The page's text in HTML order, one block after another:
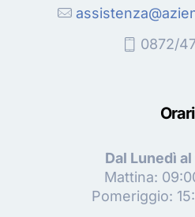
0872/
Orari
Dal Lunedì
Mattina:
Pomeriggio: